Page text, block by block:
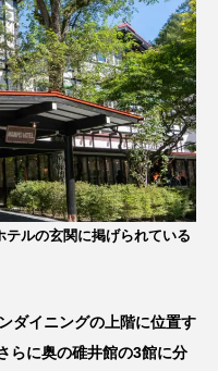
ルの玄関に掲げられている
ダイニングの上階に位置す
らに奥の碓井館の3館に分